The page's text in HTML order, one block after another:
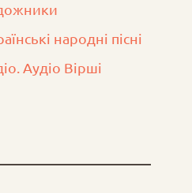
народні пісні
Аудіо Вірші